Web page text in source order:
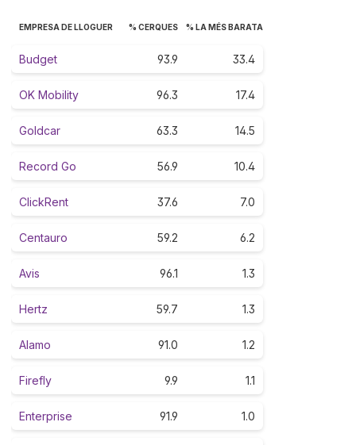
EMPRESA DE LLOGUER % CERQUES % LA MÉS BARATA
Budget 93.9 33.4
OK Mobility 96.3 17.4
Goldcar 63.3 14.5
Record Go 56.9 10.4
ClickRent 37.6 7.0
Centauro 59.2 6.2
Avis 96.1 1.3
Hertz 59.7 1.3
Alamo 91.0 1.2
Firefly 9.9 1.1
Enterprise 91.9 1.0